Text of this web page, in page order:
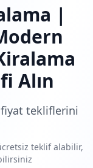
|
Alın
tekliflerini
teklif alabilir,